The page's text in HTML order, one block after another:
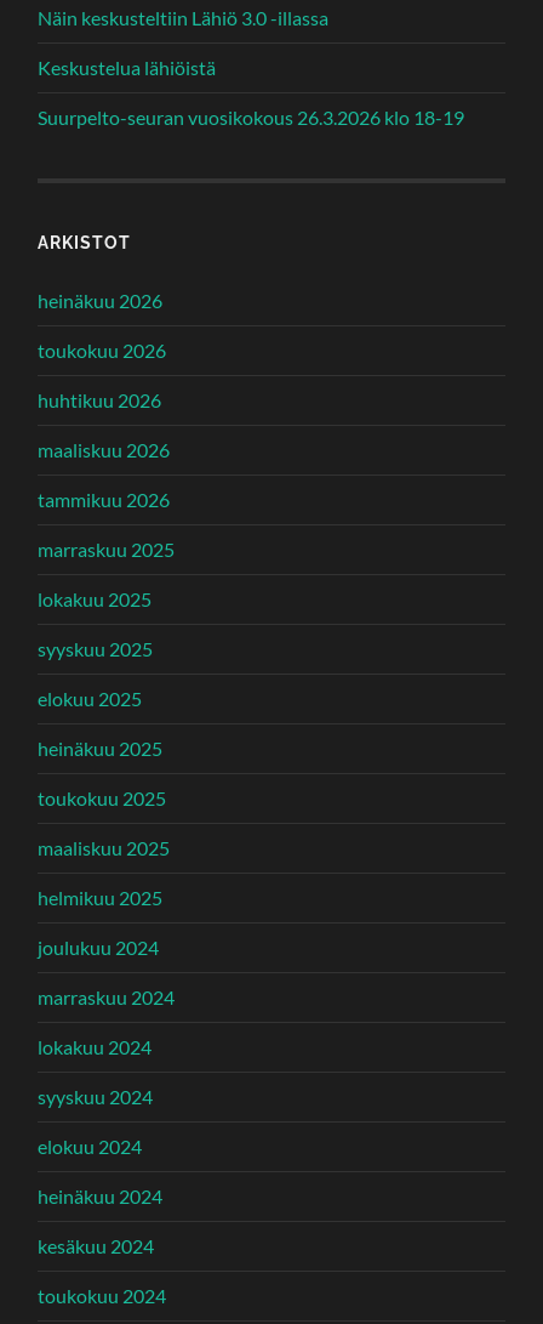
Näin keskusteltiin Lähiö 3.0 -illassa
Keskustelua lähiöistä
Suurpelto-seuran vuosikokous 26.3.2026 klo 18-19
ARKISTOT
heinäkuu 2026
toukokuu 2026
huhtikuu 2026
maaliskuu 2026
tammikuu 2026
marraskuu 2025
lokakuu 2025
syyskuu 2025
elokuu 2025
heinäkuu 2025
toukokuu 2025
maaliskuu 2025
helmikuu 2025
joulukuu 2024
marraskuu 2024
lokakuu 2024
syyskuu 2024
elokuu 2024
heinäkuu 2024
kesäkuu 2024
toukokuu 2024